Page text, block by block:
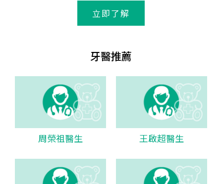
立即了解
牙醫推薦
周榮祖醫生 王啟超醫生